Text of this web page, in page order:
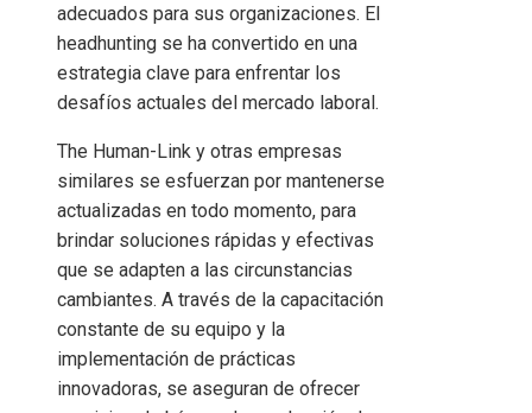
adecuados para sus organizaciones. El
headhunting se ha convertido en una
estrategia clave para enfrentar los
desafíos actuales del mercado laboral.
The Human-Link y otras empresas
similares se esfuerzan por mantenerse
actualizadas en todo momento, para
brindar soluciones rápidas y efectivas
que se adapten a las circunstancias
cambiantes. A través de la capacitación
constante de su equipo y la
implementación de prácticas
innovadoras, se aseguran de ofrecer